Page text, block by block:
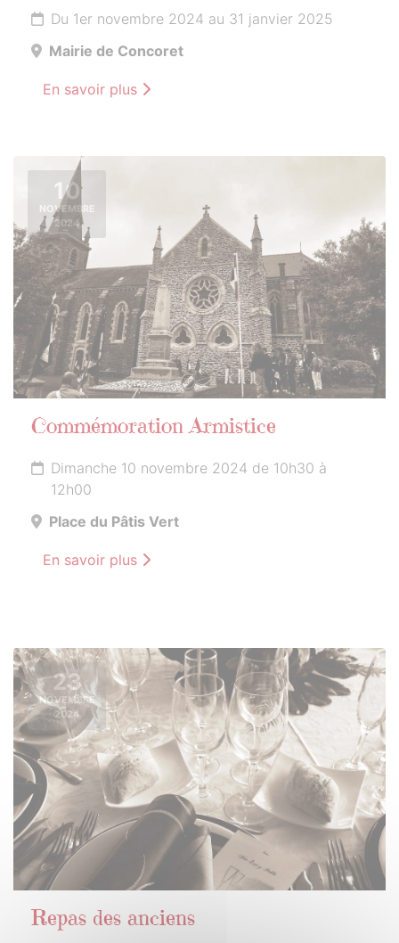
Du 1er novembre 2024 au 31 janvier 2025
Mairie de Concoret
En savoir plus
10
NOVEMBRE
2024
Commémoration Armistice
Dimanche 10 novembre 2024 de 10h30 à
12h00
Place du Pâtis Vert
En savoir plus
23
NOVEMBRE
2024
Repas des anciens